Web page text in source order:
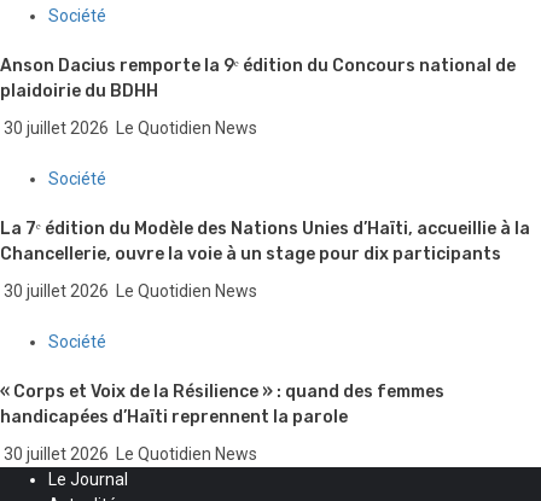
Société
Anson Dacius remporte la 9ᵉ édition du Concours national de
plaidoirie du BDHH
30 juillet 2026 Le Quotidien News
Société
La 7ᵉ édition du Modèle des Nations Unies d’Haïti, accueillie à la
Chancellerie, ouvre la voie à un stage pour dix participants
30 juillet 2026 Le Quotidien News
Société
« Corps et Voix de la Résilience » : quand des femmes
handicapées d’Haïti reprennent la parole
30 juillet 2026
Le Quotidien News
Le Journal